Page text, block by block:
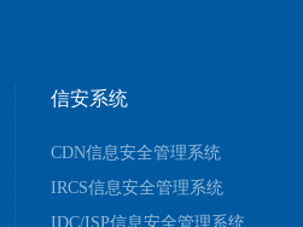
信安系统
CDN信息安全管理系统
IRCS信息安全管理系统
IDC/ISP信息安全管理系统